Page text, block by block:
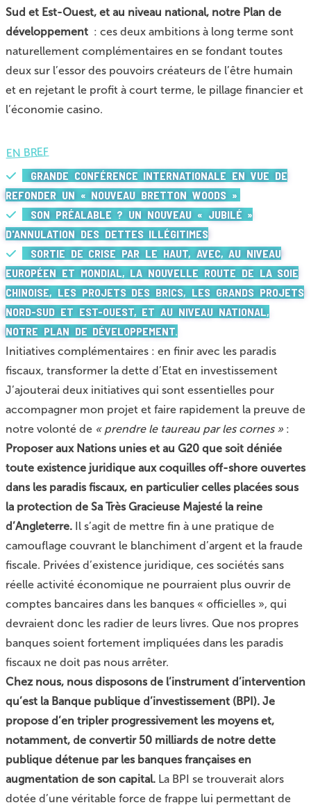
Sud et Est-Ouest, et au niveau national, notre Plan de
développement : ces deux ambitions à long terme sont
naturellement complémentaires en se fondant toutes
deux sur l’essor des pouvoirs créateurs de l’être humain
et en rejetant le profit à court terme, le pillage financier et
l’économie casino.
EN BREF
GRANDE CONFÉRENCE INTERNATIONALE EN VUE DE
REFONDER UN « NOUVEAU BRETTON WOODS »
SON PRÉALABLE ? UN NOUVEAU « JUBILÉ »
D'ANNULATION DES DETTES ILLÉGITIMES
SORTIE DE CRISE PAR LE HAUT, AVEC, AU NIVEAU
EUROPÉEN ET MONDIAL, LA NOUVELLE ROUTE DE LA SOIE
CHINOISE, LES PROJETS DES BRICS, LES GRANDS PROJETS
NORD-SUD ET EST-OUEST, ET AU NIVEAU NATIONAL,
NOTRE PLAN DE DÉVELOPPEMENT.
Initiatives complémentaires : en finir avec les paradis
fiscaux, transformer la dette d’Etat en investissement
J’ajouterai deux initiatives qui sont essentielles pour
accompagner mon projet et faire rapidement la preuve de
notre volonté de « prendre le taureau par les cornes »:
Proposer aux Nations unies et au G20 que soit déniée
toute existence juridique aux coquilles off-shore ouvertes
dans les paradis fiscaux, en particulier celles placées sous
la protection de Sa Très Gracieuse Majesté la reine
d’Angleterre. Il s’agit de mettre fin à une pratique de
camouflage couvrant le blanchiment d’argent et la fraude
fiscale. Privées d’existence juridique, ces sociétés sans
réelle activité économique ne pourraient plus ouvrir de
comptes bancaires dans les banques « officielles », qui
devraient donc les radier de leurs livres. Que nos propres
banques soient fortement impliquées dans les paradis
fiscaux ne doit pas nous arrêter.
Chez nous, nous disposons de l’instrument d’intervention
qu’est la Banque publique d’investissement (BPI). Je
propose d’en tripler progressivement les moyens et,
notamment, de convertir 50 milliards de notre dette
publique détenue par les banques françaises en
augmentation de son capital. La BPI se trouverait alors
dotée d’une véritable force de frappe lui permettant de